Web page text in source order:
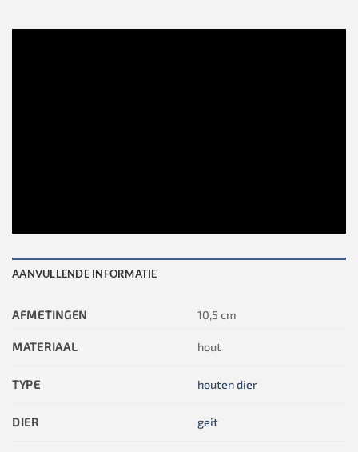
AANVULLENDE INFORMATIE
AFMETINGEN 10,5 cm
MATERIAAL hout
TYPE houten dier
DIER geit